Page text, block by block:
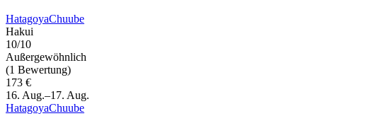
HatagoyaChuube
Hakui
10/10
Außergewöhnlich
(1 Bewertung)
173 €
16. Aug.–17. Aug.
HatagoyaChuube